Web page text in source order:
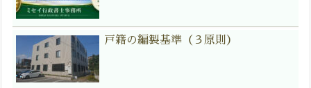
戸籍の編製基準（３原則）